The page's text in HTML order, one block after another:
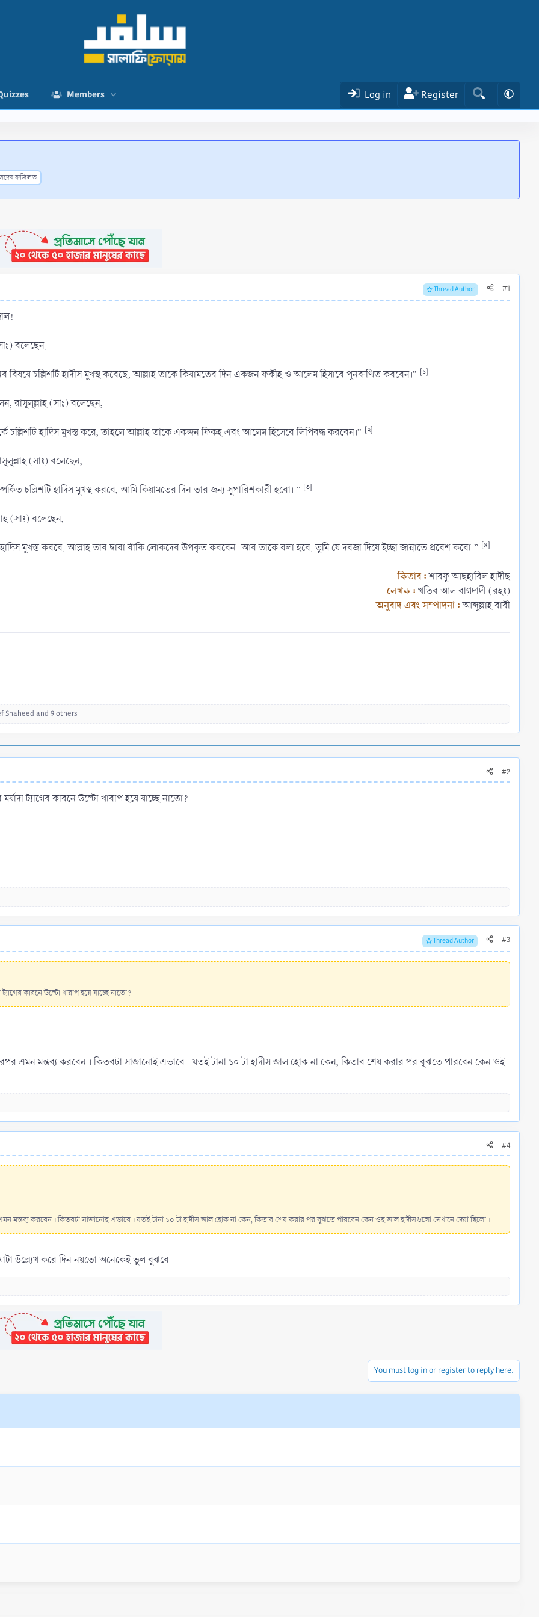
Members Log in Register
ফজিলত
Thread Author #1
বলেছেন,
বিষয়ে চল্লিশটি হাদীস মুখস্থ করেছে, আল্লাহ তাকে কিয়ামতের দিন একজন ফকীহ ও আলেম হিসাবে পুনরুত্থিত করবেন।” [১]
রাসূলুল্লাহ (সাঃ) বলেছেন,
চল্লিশটি হাদিস মুখস্ত করে, তাহলে আল্লাহ তাকে একজন ফিকহ এবং আলেম হিসেবে লিপিবদ্ধ করবেন।” [২]
(সাঃ) বলেছেন,
চল্লিশটি হাদিস মুখস্থ করবে, আমি কিয়ামতের দিন তার জন্য সুপারিশকারী হবো। ” [৩]
(সাঃ) বলেছেন,
মুখস্ত করবে, আল্লাহ তার দ্বারা বাঁকি লোকদের উপকৃত করবেন। আর তাকে বলা হবে, তুমি যে দরজা দিয়ে ইচ্ছা জান্নাতে প্রবেশ করো।” [৪]
কিতাব : শারফু আছহাবিল হাদীছ
লেখক : খতিব আল বাগদাদী (রহঃ)
অনুবাদএবং সম্পাদনা :আব্দুল্লাহ বারী​
Shaheed and 9 others
#2
ট্যাগের কারনে উল্টো খারাপ হয়ে যাচ্ছে নাতো?
Thread Author #3
কারনে উল্টো খারাপ হয়ে যাচ্ছে নাতো?
এমন মন্তব্য করবেন । কিতবটা সাজানোই এভাবে । যতই টানা ১০ টা হাদীস জাল হোক না কেন, কিতাব শেষ করার পর বুঝতে পারবেন কেন ওই
#4
মন্তব্য করবেন । কিতবটা সাজানোই এভাবে । যতই টানা ১০ টা হাদীস জাল হোক না কেন, কিতাব শেষ করার পর বুঝতে পারবেন কেন ওই জাল হাদীসগুলো সেখানে দেয়া ছিলো ।
উল্ল্যেখ করে দিন নয়তো অনেকেই ভুল বুঝবে।
You must log in or register to reply here.